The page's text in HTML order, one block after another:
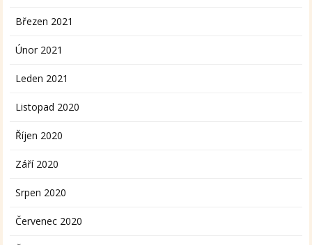
Březen 2021
Únor 2021
Leden 2021
Listopad 2020
Říjen 2020
Září 2020
Srpen 2020
Červenec 2020